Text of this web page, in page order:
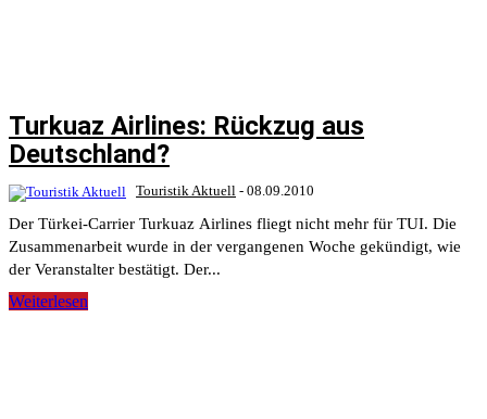
Turkuaz Airlines: Rückzug aus
Deutschland?
Touristik Aktuell - 08.09.2010
Der Türkei-Carrier Turkuaz Airlines fliegt nicht mehr für TUI. Die
Zusammenarbeit wurde in der vergangenen Woche gekündigt, wie
der Veranstalter bestätigt. Der...
Weiterlesen